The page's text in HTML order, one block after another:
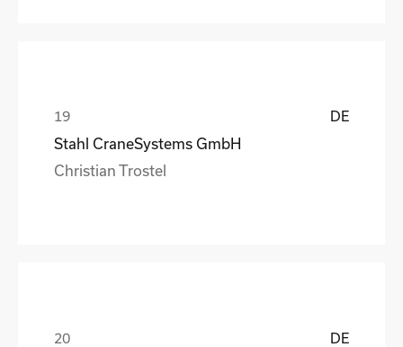
DE
Stahl CraneSystems GmbH
Christian Trostel
DE